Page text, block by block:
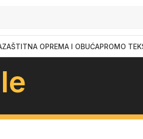
ZAŠTITNA OPREMA I OBUĆAPROMO